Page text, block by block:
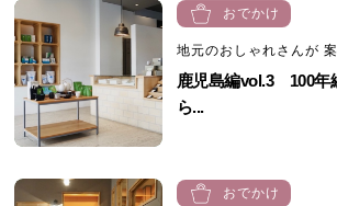
おでかけ
地元のおしゃれさんが
鹿児島編vol.3 100年
ら...
おでかけ